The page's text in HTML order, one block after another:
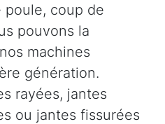
poule, coup de
pouvons la
machines
génération.
rayées, jantes
ou jantes fissurées